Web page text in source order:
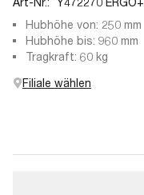
Hubhöhe von: 250 mm
Hubhöhe bis: 960 mm
Tragkraft: 60 kg
Filiale wählen